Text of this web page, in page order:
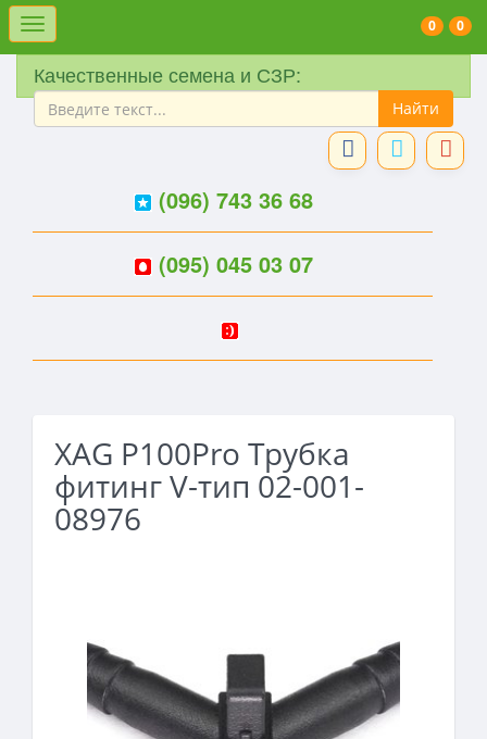
Меню 0
0
Качественные семена и СЗР:
(096) 743 36 68
(095) 045 03 07
XAG P100Pro Трубка
фитинг V-тип 02-001-
08976